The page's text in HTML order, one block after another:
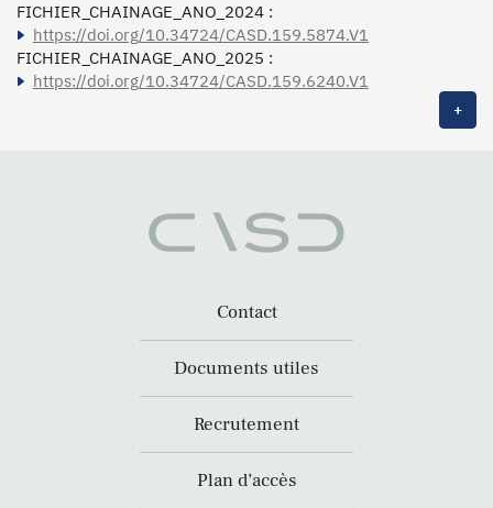
FICHIER_CHAINAGE_ANO_2024 :
https://doi.org/10.34724/CASD.159.5874.V1
FICHIER_CHAINAGE_ANO_2025 :
https://doi.org/10.34724/CASD.159.6240.V1
+
Contact
Documents utiles
Recrutement
Plan d’accès